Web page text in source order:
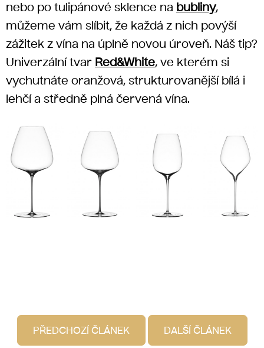
nebo po tulipánové sklence na bubliny,
můžeme vám slíbit, že každá z nich povýší
zážitek z vína na úplně novou úroveň. Náš tip?
Univerzální tvar Red&White, ve kterém si
vychutnáte oranžová, strukturovanější bílá i
lehčí a středně plná červená vína.
PŘEDCHOZÍ ČLÁNEK DALŠÍ ČLÁNEK